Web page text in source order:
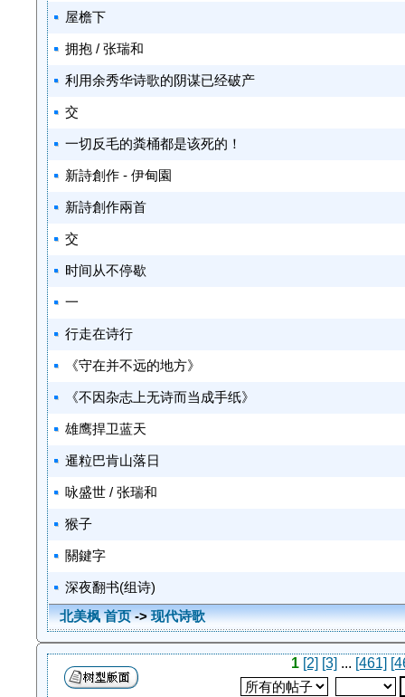
屋檐下
拥抱 / 张瑞和
利用余秀华诗歌的阴谋已经破产
交
一切反毛的粪桶都是该死的！
新詩創作 - 伊甸園
新詩創作兩首
交
时间从不停歇
一
行走在诗行
《守在并不远的地方》
《不因杂志上无诗而当成手纸》
雄鹰捍卫蓝天
暹粒巴肯山落日
咏盛世 / 张瑞和
猴子
關鍵字
深夜翻书(组诗)
北美枫 首页->现代诗歌
1 [2] [3] ... [461]